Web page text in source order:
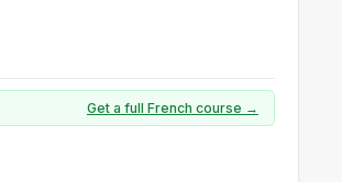
Get a full French course →